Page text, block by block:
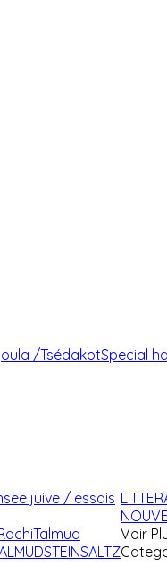
/TsédakotSpecial
juive / essais
Talmud
STEINSALTZ
Voir